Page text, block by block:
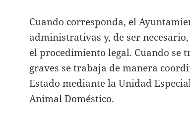
Cuando corresponda, el
administrativas y, de ser
el procedimiento legal. Cuando se
graves se trabaja de manera
Estado mediante la Unidad
Animal Doméstico.